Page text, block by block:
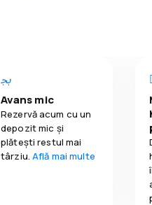
Avans mic
Rezervă acum cu un
depozit mic și
plătești restul mai
târziu.Află mai multe